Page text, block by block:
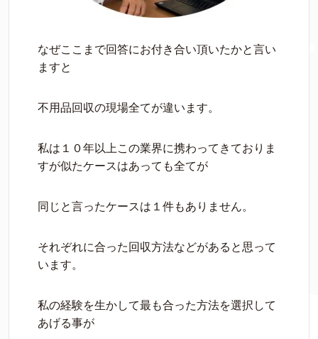
なぜここまで回答にお付き合い頂いたかと言い
ますと
不用品回収の現場全てが違います。
私は１０年以上この業界に携わってきておりま
すが似たケースはあっても全てが
同じと言ったケースは１件もありません。
それぞれに合った回収方法などがあると思って
います。
私の経験を生かして最も合った方法を選択して
あげる事が